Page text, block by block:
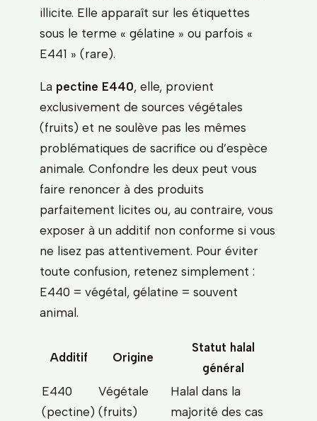
illicite. Elle apparaît sur les étiquettes
sous le terme « gélatine » ou parfois «
E441 » (rare).
La pectine E440, elle, provient
exclusivement de sources végétales
(fruits) et ne soulève pas les mêmes
problématiques de sacrifice ou d’espèce
animale. Confondre les deux peut vous
faire renoncer à des produits
parfaitement licites ou, au contraire, vous
exposer à un additif non conforme si vous
ne lisez pas attentivement. Pour éviter
toute confusion, retenez simplement :
E440 = végétal, gélatine = souvent
animal.
Additif Origine
Statut halal
général
E440
(pectine)
Végétale
(fruits)
Halal dans la
majorité des cas